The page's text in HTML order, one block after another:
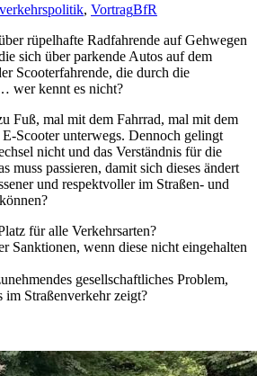
, VortragBfR
rüpelhafte Radfahrende auf Gehwegen
sich über parkende Autos auf dem
Scooterfahrende, die durch die
wer kennt es nicht?
Fuß, mal mit dem Fahrrad, mal mit dem
Scooter unterwegs. Dennoch gelingt
nicht und das Verständnis für die
muss passieren, damit sich dieses ändert
und respektvoller im Straßen- und
für alle Verkehrsarten?
Sanktionen, wenn diese nicht eingehalten
gesellschaftliches Problem,
im Straßenverkehr zeigt?